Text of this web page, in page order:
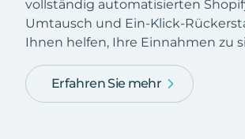
vollständig automatisierten
Umtausch und Ein-Klick-
Ihnen helfen, Ihre Einnahmen zu
Erfahren Sie mehr